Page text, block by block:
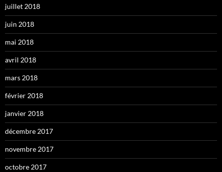
juillet 2018
juin 2018
mai 2018
avril 2018
mars 2018
février 2018
janvier 2018
décembre 2017
novembre 2017
octobre 2017